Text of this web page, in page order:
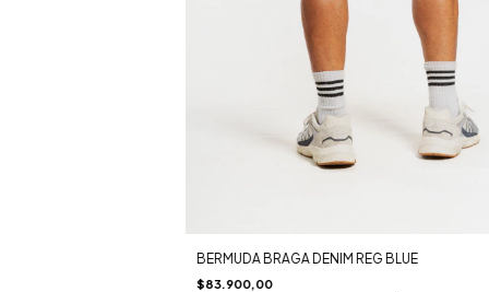
BERMUDA BRAGA DENIM REG BLUE
$83.900,00